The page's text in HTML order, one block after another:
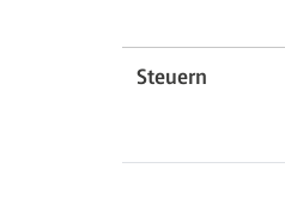
Steuern